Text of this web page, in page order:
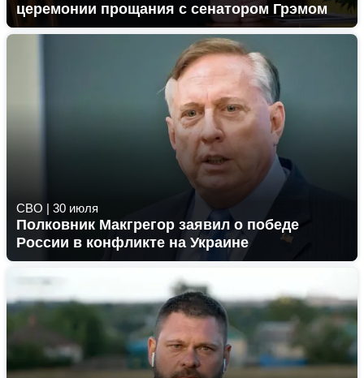
церемонии прощания с сенатором Грэмом
СВО | 30 июля
Полковник Макгрегор заявил о победе
России в конфликте на Украине